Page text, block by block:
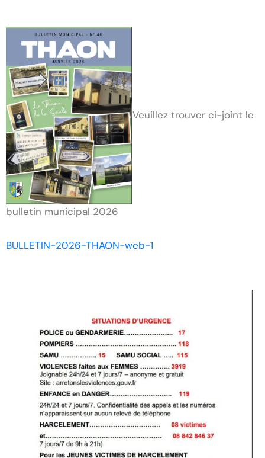
Veuillez trouver ci-joint le
bulletin municipal 2026
BULLETIN-2026-THAON-web-1